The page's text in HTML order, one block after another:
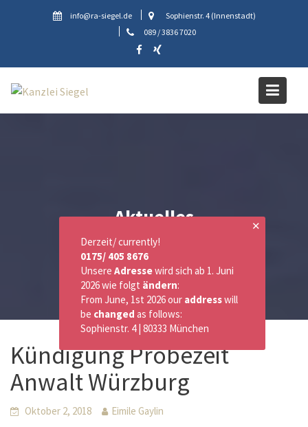
info@ra-siegel.de
Sophienstr. 4 (Innenstadt)
089 / 3836 7020
Aktuelles
Kündigung Probezeit
Anwalt Würzburg
Oktober 2, 2018 Eimile Gaylin
✕
Derzeit/ currently!
0175/ 405 8676
Unsere Adressewird sich ab 1. Juni
2026 wie folgt ändern:
From June, 1st 2026 our addresswill
be changed as follows:
Sophienstr. 4 | 80333 München